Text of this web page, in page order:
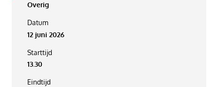
Overig
Datum
12 juni 2026
Starttijd
13.30
Eindtijd